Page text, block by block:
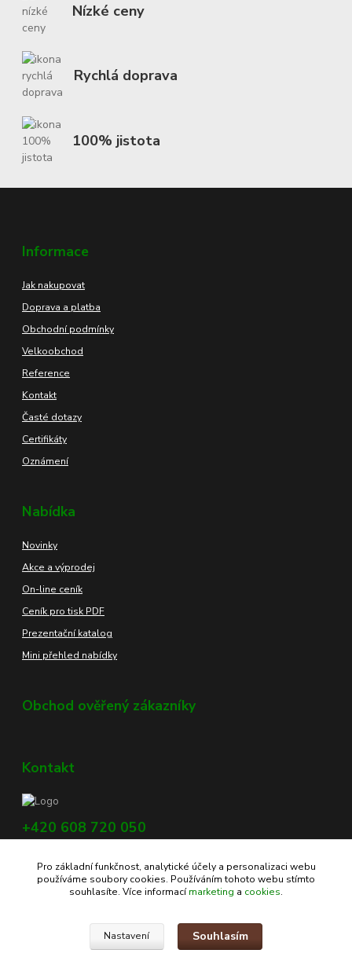
Nízké ceny
Rychlá doprava
100% jistota
Informace
Jak nakupovat
Doprava a platba
Obchodní podmínky
Velkoobchod
Reference
Kontakt
Časté dotazy
Certifikáty
Oznámení
Nabídka
Novinky
Akce a výprodej
On-line ceník
Ceník pro tisk PDF
Prezentační katalog
Mini přehled nabídky
Obchod ověřený zákazníky
Kontakt
+420 608 720 050
Využijte náš chat, vpravo dole na obrazovce.
info@profikoreni.cz
Pro základní funkčnost, analytické účely a personalizaci webu
používáme soubory cookies. Používáním tohoto webu stímto
souhlasíte. Více informacímarketing a cookies.
Nastavení Souhlasím